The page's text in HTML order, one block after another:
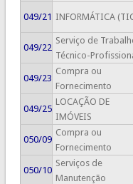
049/21 INFORMÁTICA
049/22
Serviço de
Técnico-
049/23
Compra ou
Fornecimento
049/25
LOCAÇÃO DE
IMÓVEIS
050/09
Compra ou
Fornecimento
050/10
Serviços de
Manutenção